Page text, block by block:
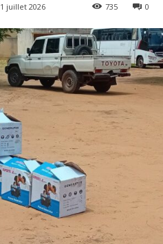
1 juillet 2026 0
735